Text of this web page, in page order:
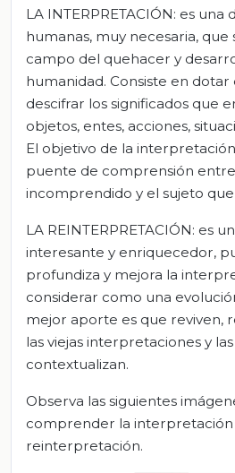
LA INTERPRETACIÓN: es una
humanas, muy necesaria, que
campo del quehacer y
humanidad. Consiste en dotar
descifrar los significados que
objetos, entes, acciones,
El objetivo de la
puente de comprensión
incomprendido y el sujeto
LA REINTERPRETACIÓN: es
interesante y enriquecedor,
profundiza y mejora la
considerar como una
mejor aporte es que reviven,
las viejas interpretaciones y
contextualizan.
Observa las siguientes
comprender la interpretación
reinterpretación.